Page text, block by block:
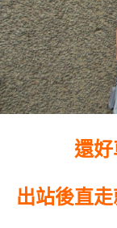
還
出站後直走